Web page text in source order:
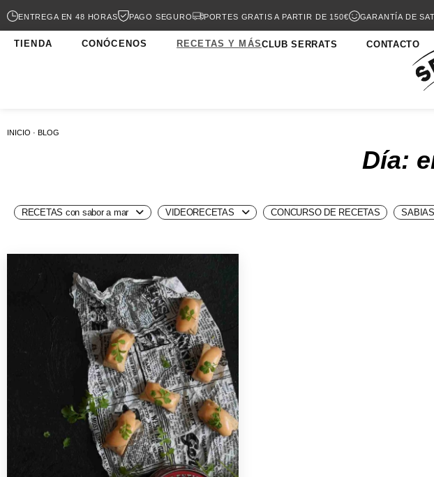
ENTREGA EN 48 HORAS PAGO SEGURO PORTES GRATIS A PARTIR DE 150€ GARANTÍA DE
TIENDA CONÓCENOS RECETAS Y MÁSCLUB SERRATS CONTACTO
INICIO · BLOG
Día:
RECETAS con sabor a mar VIDEORECETAS CONCURSO DE RECETAS